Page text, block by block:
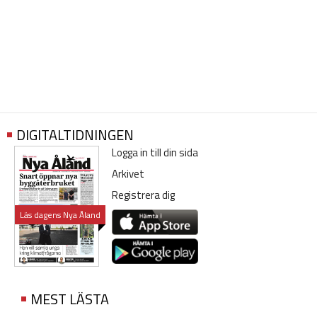
DIGITALTIDNINGEN
Läs dagens Nya Åland
Logga in till din sida
Arkivet
Registrera dig
MEST LÄSTA